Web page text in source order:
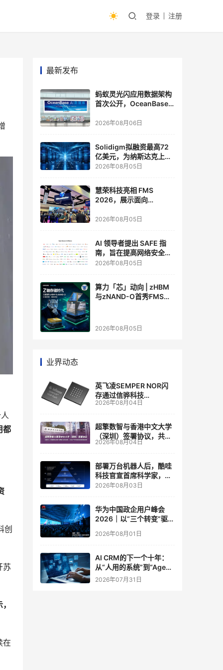
登录 注册
都
创
苏
在
最新发布
蚂蚁灵光闪应用数据架构
首次公开，OceanBase
2026年08月06日
Solidigm拟融资最高72
亿美元，为纳斯达克上市
做准备
2026年08月05日
慧荣科技亮相 FMS
2026，展示面向
存储方案
2026年08月05日
AI 领导者提出 SAFE 指
南，旨在提高网络安全透
明度
2026年08月05日
算力「芯」动向 | zHBM
与zNAND-O首秀FMS
个维度，z轴算盘的魅力
2026年08月05日
业界动态
英飞凌SEMPER NOR闪
存通过信骅科技
AST2700 BMC认证，全
管理
2026年08月04日
超擎数智与香港中文大学
（深圳）签署协议，共建
人工智能和边缘计算联合
2026年08月04日
部署万台机器人后，酷哇
科技官宣首席科学家，要
让世界模型交付生产力
2026年08月03日
华为中国政企用户峰会
2026｜以“三个转变”驱动
2026年08月01日
AI CRM的下一个十年：
从“人用的系统”到“Agent
调用的底座”
2026年07月31日